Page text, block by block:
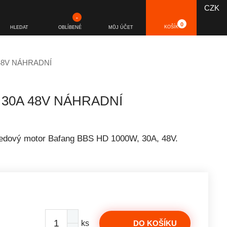
HLEDAT OBLÍBENÉ
-
MŮJ ÚČET KOŠÍK 0
CZK
NÁHRADNÍ
48V NÁHRADNÍ
motor Bafang BBS HD 1000W, 30A, 48V.
ks DO KOŠÍKU